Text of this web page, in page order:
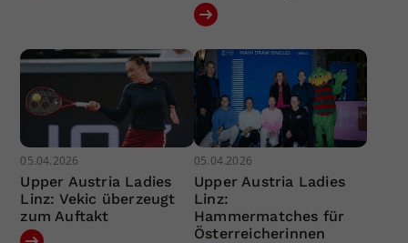
05.04.2026
Upper Austria Ladies
Linz: Vekic überzeugt
zum Auftakt
05.04.2026
Upper Austria Ladies
Linz:
Hammermatches für
Österreicherinnen